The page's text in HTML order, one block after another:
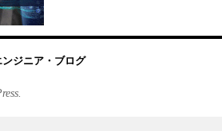
ジニア・ブログ